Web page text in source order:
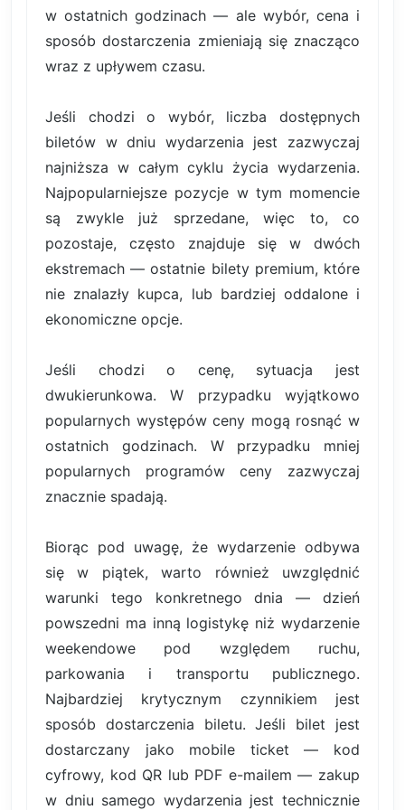
w ostatnich godzinach — ale wybór, cena i
sposób dostarczenia zmieniają się znacząco
wraz z upływem czasu.
Jeśli chodzi o wybór, liczba dostępnych
biletów w dniu wydarzenia jest zazwyczaj
najniższa w całym cyklu życia wydarzenia.
Najpopularniejsze pozycje w tym momencie
są zwykle już sprzedane, więc to, co
pozostaje, często znajduje się w dwóch
ekstremach — ostatnie bilety premium, które
nie znalazły kupca, lub bardziej oddalone i
ekonomiczne opcje.
Jeśli chodzi o cenę, sytuacja jest
dwukierunkowa. W przypadku wyjątkowo
popularnych występów ceny mogą rosnąć w
ostatnich godzinach. W przypadku mniej
popularnych programów ceny zazwyczaj
znacznie spadają.
Biorąc pod uwagę, że wydarzenie odbywa
się w piątek, warto również uwzględnić
warunki tego konkretnego dnia — dzień
powszedni ma inną logistykę niż wydarzenie
weekendowe pod względem ruchu,
parkowania i transportu publicznego.
Najbardziej krytycznym czynnikiem jest
sposób dostarczenia biletu. Jeśli bilet jest
dostarczany jako mobile ticket — kod
cyfrowy, kod QR lub PDF e-mailem — zakup
w dniu samego wydarzenia jest technicznie